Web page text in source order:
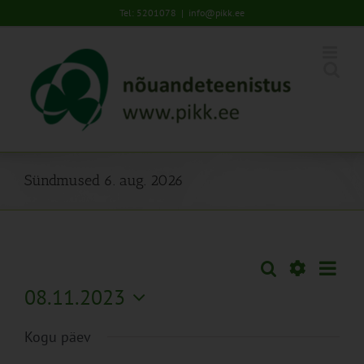
to
Tel: 5201078 | info@pikk.ee
Sündmused 6. aug. 2026
Sündmused
Otsi Päev
08.11.2023
kuupäev.
Kogu päev